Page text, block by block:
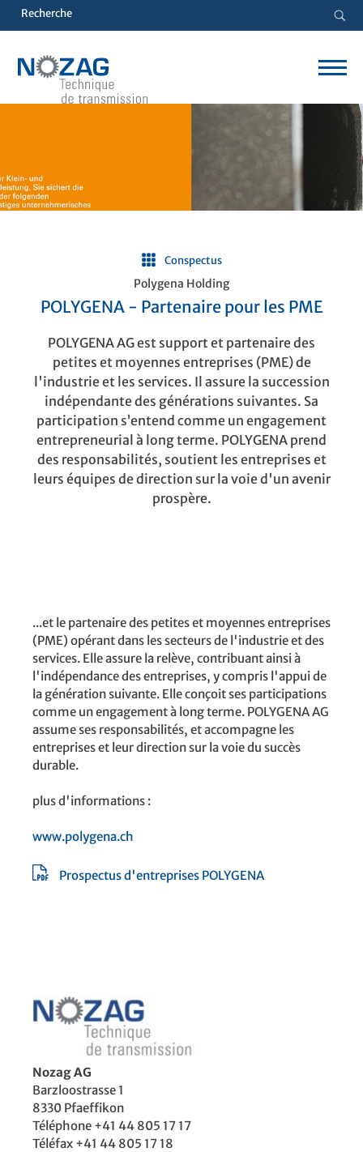
Conspectus
Polygena Holding
POLYGENA - Partenaire pour les PME
POLYGENA AG est support et partenaire des
petites et moyennes entreprises (PME) de
l'industrie et les services. Il assure la succession
indépendante des générations suivantes. Sa
participation s’entend comme un engagement
entrepreneurial à long terme. POLYGENA prend
des responsabilités, soutient les entreprises et
leurs équipes de direction sur la voie d'un avenir
prospère.
...et le partenaire des petites et moyennes entreprises
(PME) opérant dans les secteurs de l'industrie et des
services. Elle assure la relève, contribuant ainsi à
l'indépendance des entreprises, y compris l'appui de
la génération suivante. Elle conçoit ses participations
comme un engagement à long terme. POLYGENA AG
assume ses responsabilités, et accompagne les
entreprises et leur direction sur la voie du succès
durable.
plus d'informations :
www.polygena.ch
Prospectus d'entreprises POLYGENA
Nozag AG
Barzloostrasse 1
8330 Pfaeffikon
Téléphone +41 44 805 17 17
Téléfax +41 44 805 17 18